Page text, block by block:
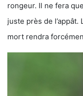
rongeur. Il ne fera
juste près de
mort rendra